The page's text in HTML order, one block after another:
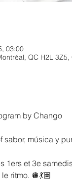
03:00
QC H2L 3Z5,
by Chango
sabor, música y
1ers et 3e
ritmo. 🪩💃🏽